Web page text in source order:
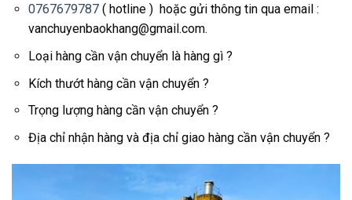
0767679787( hotline ) hoặc gửi thông tin qua email :
vanchuyenbaokhang@gmail.com.
Loại hàng cần vận chuyển là hàng gì ?
Kích thướt hàng cần vận chuyển ?
Trọng lượng hàng cần vận chuyển ?
Địa chỉ nhận hàng và địa chỉ giao hàng cần vận chuyển ?